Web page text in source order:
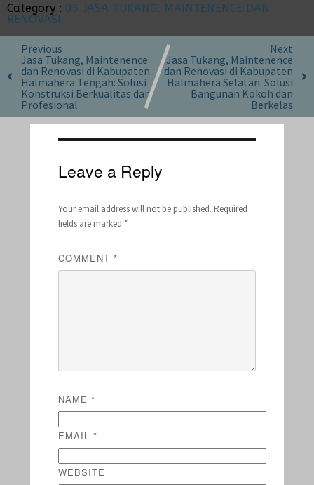
Category : 03 JASA TUKANG, MAINTENENCE DAN
RENOVASI
Previous
Jasa Tukang, Maintenence
dan Renovasi di Kabupaten
Halmahera Tengah: Solusi
Konstruksi Berkualitas dan
Profesional
Next
Jasa Tukang, Maintenence
dan Renovasi di Kabupaten
Halmahera Selatan: Solusi
Bangunan Kokoh dan
Berkelas
Leave a Reply
Your email address will not be published. Required
fields are marked *
COMMENT *
NAME *
EMAIL *
WEBSITE